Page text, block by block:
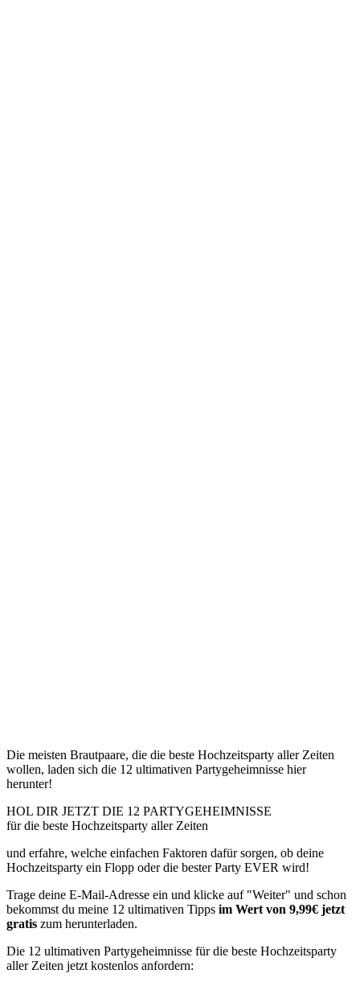
Die meisten Brautpaare, die die beste Hochzeitsparty aller Zeiten
wollen, laden sich die 12 ultimativen Partygeheimnisse hier
herunter!
HOL DIR JETZT DIE 12 PARTYGEHEIMNISSE
für die beste Hochzeitsparty aller Zeiten
und erfahre, welche einfachen Faktoren dafür sorgen, ob deine
Hochzeitsparty ein Flopp oder die bester Party EVER wird!
Trage deine E-Mail-Adresse ein und klicke auf "Weiter" und schon
bekommst du meine 12 ultimativen Tipps im Wert von 9,99€ jetzt
gratis zum herunterladen.
Die 12 ultimativen Partygeheimnisse für die beste Hochzeitsparty
aller Zeiten jetzt kostenlos anfordern: